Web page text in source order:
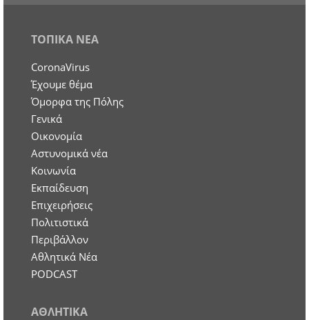
ΤΟΠΙΚΑ ΝΕΑ
CoronaVirus
Έχουμε θέμα
Όμορφα της Πόλης
Γενικά
Οικονομία
Aστυνομικά νέα
Κοινωνία
Εκπαίδευση
Επιχειρήσεις
Πολιτιστικά
Περιβάλλον
Αθλητικά Νέα
PODCAST
ΑΘΛΗΤΙΚΑ